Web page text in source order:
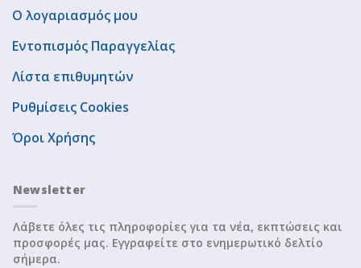
Ο λογαριασμός μου
Εντοπισμός Παραγγελίας
Λίστα επιθυμητών
Ρυθμίσεις Cookies
Όροι Χρήσης
Newsletter
Λάβετε όλες τις πληροφορίες για τα νέα, εκπτώσεις και
προσφορές μας. Εγγραφείτε στο ενημερωτικό δελτίο
σήμερα.